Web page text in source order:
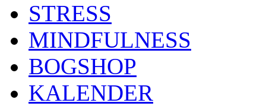
STRESS
MINDFULNESS
BOGSHOP
KALENDER